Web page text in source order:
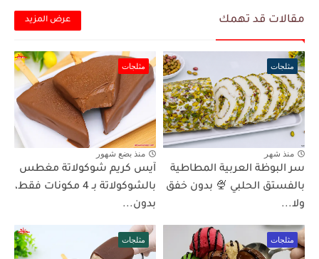
مقالات قد تهمك عرض المزيد
مثلجات
منذ شهر
سر البوظة العربية المطاطية
بالفستق الحلبي 🍨 بدون خفق
ولا...
مثلجات
منذ بضع شهور
آيس كريم شوكولاتة مغطس
بالشوكولاتة بـ 4 مكونات فقط،
بدون...
مثلجات مثلجات